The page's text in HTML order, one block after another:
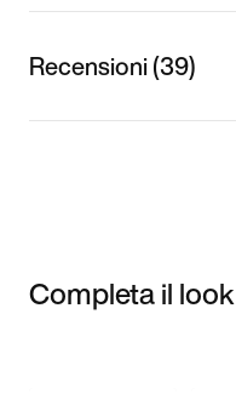
Recensioni (39)
Completa il look